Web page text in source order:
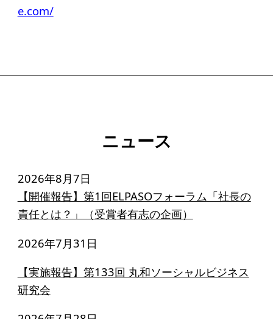
e.com/
ニュース
2026年8月7日
【開催報告】第1回ELPASOフォーラム「社長の
責任とは？」（受賞者有志の企画）
2026年7月31日
【実施報告】第133回 丸和ソーシャルビジネス
研究会